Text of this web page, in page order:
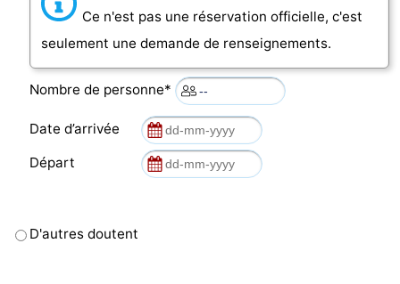
Sluis
Cadzand
Nature
Het
Zwin
Météo
Contact
Ce n'est pas une réservation officielle, c'est
seulement une demande de renseignements.
Nombre de personne*
Date d’arrivée
Départ
D'autres doutent